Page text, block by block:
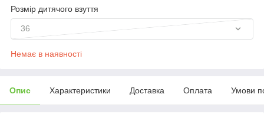
Розмір дитячого взуття
36
Немає в наявності
Опис Характеристики Доставка Оплата Умови